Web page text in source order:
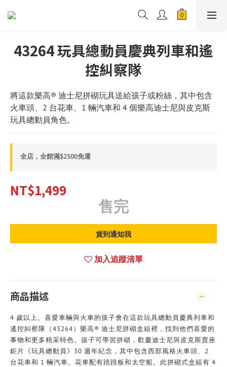
43264 玩具總動員慶典列車和遙
控糾察隊
將這款樂高® 迪士尼拼砌玩具送給孩子或粉絲，其中包含
火車頭、2 台花車、1 輛汽車和 4 個樂高迪士尼與皮克斯
玩具總動員角色。
全店，全館滿$2500免運
NT$1,499
售完
貨到通知我
加入追蹤清單
商品描述
4 歲以上、喜愛車輛與火車的孩子會在這款玩具總動員慶典列車和
遙控糾察隊（43264）樂高® 迪士尼拼砌盒組裡，找到他們喜愛的
事物和更多精采特色。孩子可學習拼砌，歡慶迪士尼與皮克斯賣座
鉅片《玩具總動員》30 週年紀念，其中包含西部風格火車頭、2
台花車和 1 輛汽車。花車配有蹺蹺板和太空船。此拼砌式盒組有 4